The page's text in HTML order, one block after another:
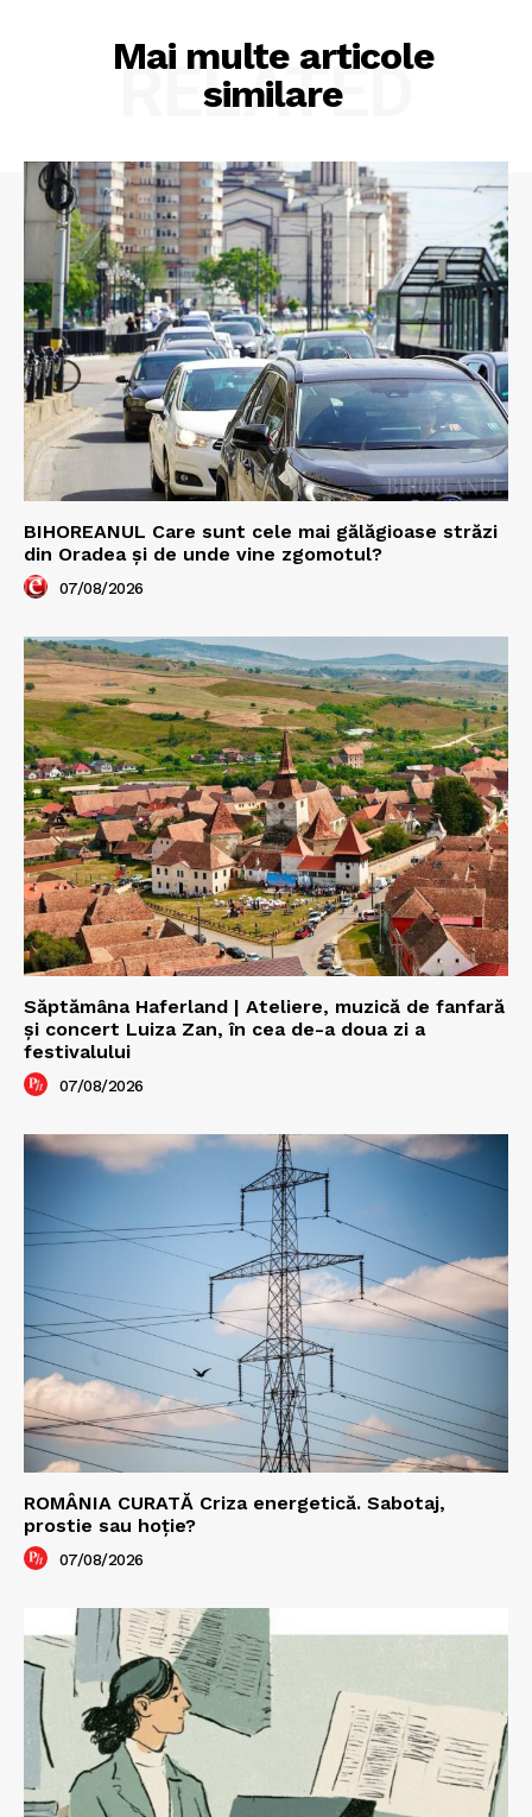
Mai multe articole
similare
RELATED
BIHOREANUL Care sunt cele mai gălăgioase străzi
din Oradea și de unde vine zgomotul?
07/08/2026
Săptămâna Haferland | Ateliere, muzică de fanfară
şi concert Luiza Zan, în cea de-a doua zi a
festivalului
07/08/2026
ROMÂNIA CURATĂ Criza energetică. Sabotaj,
prostie sau hoție?
07/08/2026